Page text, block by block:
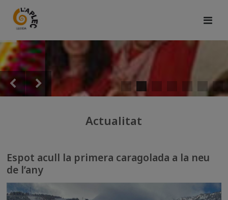
Actualitat
Espot acull la primera caragolada a la neu
de l’any